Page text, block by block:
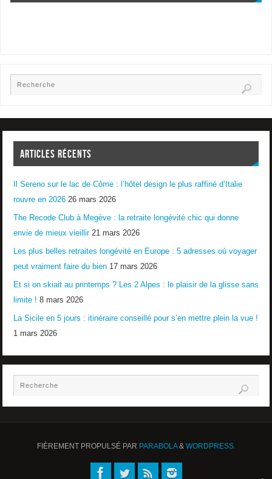
ARTICLES RÉCENTS
Il Sereno sur le lac de Côme : l’hôtel design le plus raffiné d’Italie
rouvre en 2026 26 mars 2026
The Recode Club à Megève : la retraite longévité chic qui donne
envie de mieux vieillir 21 mars 2026
Les plus belles retraites longévité en Europe : 5 adresses où voyager
peut vraiment faire du bien 17 mars 2026
Et si on skiait au printemps ? Les 2 Alpes : le plaisir de la glisse sans
limite ! 8 mars 2026
La Sicile en 5 jours : itinéraire conseillé pour s’en mettre plein la vue !
1 mars 2026
FIÈREMENT PROPULSÉ PAR PARABOLA& WORDPRESS.